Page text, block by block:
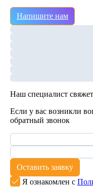
Напишите нам
Наш специалист
Если у вас возникли
обратный звонок
Оставить заявку
Я ознакомлен с